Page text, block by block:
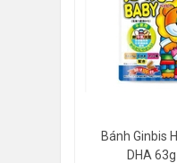
Bánh Ginbis
DHA 63g